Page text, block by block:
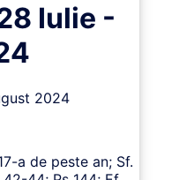
Iulie -
2024
a de peste an; Sf.